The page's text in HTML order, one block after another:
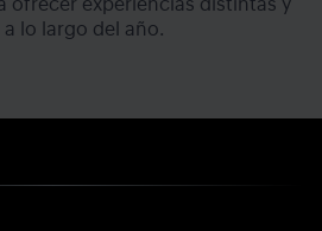
ofrecer experiencias distintas y
lo largo del año.